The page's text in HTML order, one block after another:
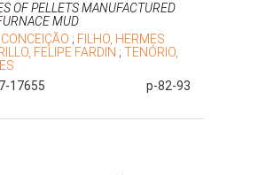
OF PELLETS MANUFACTURED
MUD
; FILHO, HERMES
FELIPE FARDIN ; TENÓRIO,
17655
p-82-93